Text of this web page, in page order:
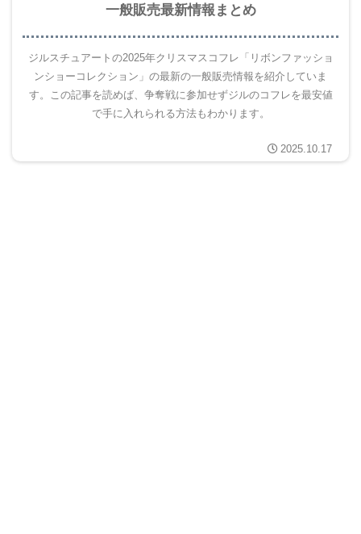
一般販売最新情報まとめ
ジルスチュアートの2025年クリスマスコフレ「リボンファッショ
ンショーコレクション」の最新の一般販売情報を紹介していま
す。この記事を読めば、争奪戦に参加せずジルのコフレを最安値
で手に入れられる方法もわかります。
2025.10.17